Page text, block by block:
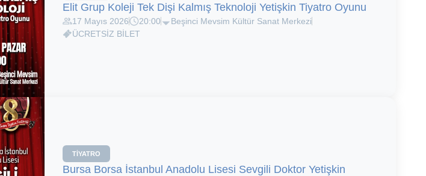
Elit Grup Koleji Tek Dişi Kalmış Teknoloji Yetişkin Tiyatro Oyunu
17 Mayıs 2026 20:00
Beşinci Mevsim Kültür Sanat Merkezi
ÜCRETSİZ BİLET
TIYATRO
Bursa Borsa İstanbul Anadolu Lisesi Sevgili Doktor Yetişkin